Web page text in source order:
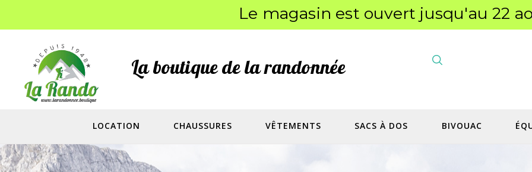
Le magasin est ouvert jusqu'au 22
La boutique de la randonnée
LOCATION CHAUSSURES VÊTEMENTS SACS À DOS BIVOUAC